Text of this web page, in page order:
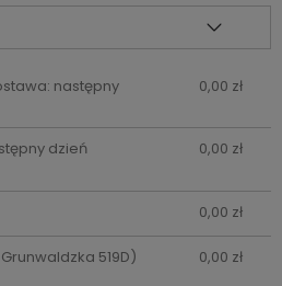
następny
0,00 zł
dzień
0,00 zł
0,00 zł
519D) 0,00 zł